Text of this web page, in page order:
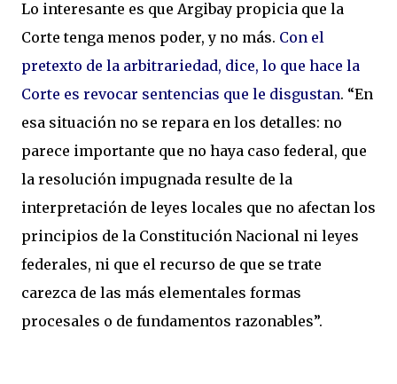
Lo interesante es que Argibay propicia que la
Corte tenga menos poder, y no más. Con el
pretexto de la arbitrariedad, dice, lo que hace la
Corte es revocar sentencias que le disgustan. “En
esa situación no se repara en los detalles: no
parece importante que no haya caso federal, que
la resolución impugnada resulte de la
interpretación de leyes locales que no afectan los
principios de la Constitución Nacional ni leyes
federales, ni que el recurso de que se trate
carezca de las más elementales formas
procesales o de fundamentos razonables”.